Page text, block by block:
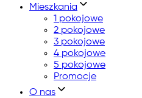
Mieszkania
1 pokojowe
2 pokojowe
3 pokojowe
4 pokojowe
5 pokojowe
Promocje
O nas